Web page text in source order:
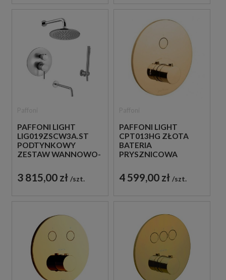
PAFFONI LIGHT
LIG019ZSCW3A.ST
PODTYNKOWY
ZESTAW WANNOWO-
WYLEWKĄ STAL
SZCZOTKOWANA
3 815,00 zł szt.
PAFFONI LIGHT
CPT013HG ZŁOTA
BATERIA
PRYSZNICOWA
TERMOSTATYCZNA 1-
DROŻNA
4 599,00 zł szt.